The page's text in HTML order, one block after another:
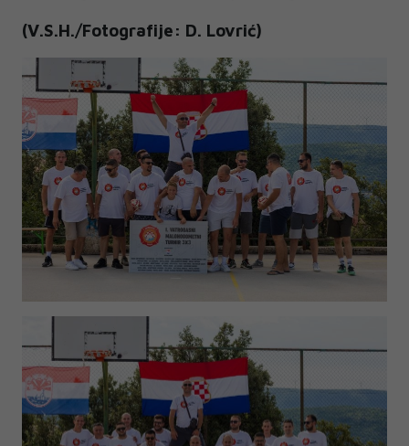
(V.S.H./Fotografije: D. Lovrić)